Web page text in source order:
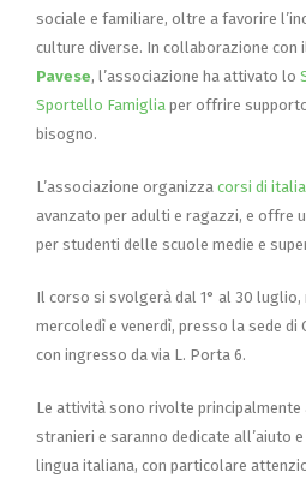
sociale e familiare, oltre a favorire
culture diverse. In collaborazione con il
Pavese, l’associazione ha attivato lo
Sportello Famiglia per offrire
bisogno.
L’associazione organizza corsi di
avanzato per adulti e ragazzi, e offre
per studenti delle scuole medie e
Il corso si svolgerà dal 1° al 30
mercoledì e venerdì, presso la sede di
con ingresso da via L. Porta 6.
Le attività sono rivolte
stranieri e saranno dedicate all’aiuto
lingua italiana, con particolare